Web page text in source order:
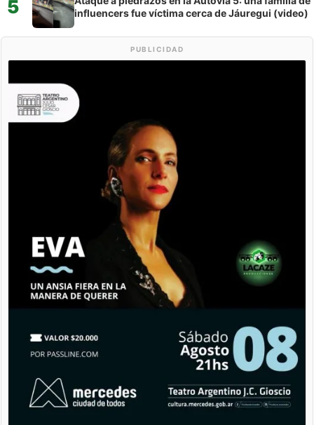
5
influencers fue víctima cerca de Jáuregui (video)
PUBLICIDAD